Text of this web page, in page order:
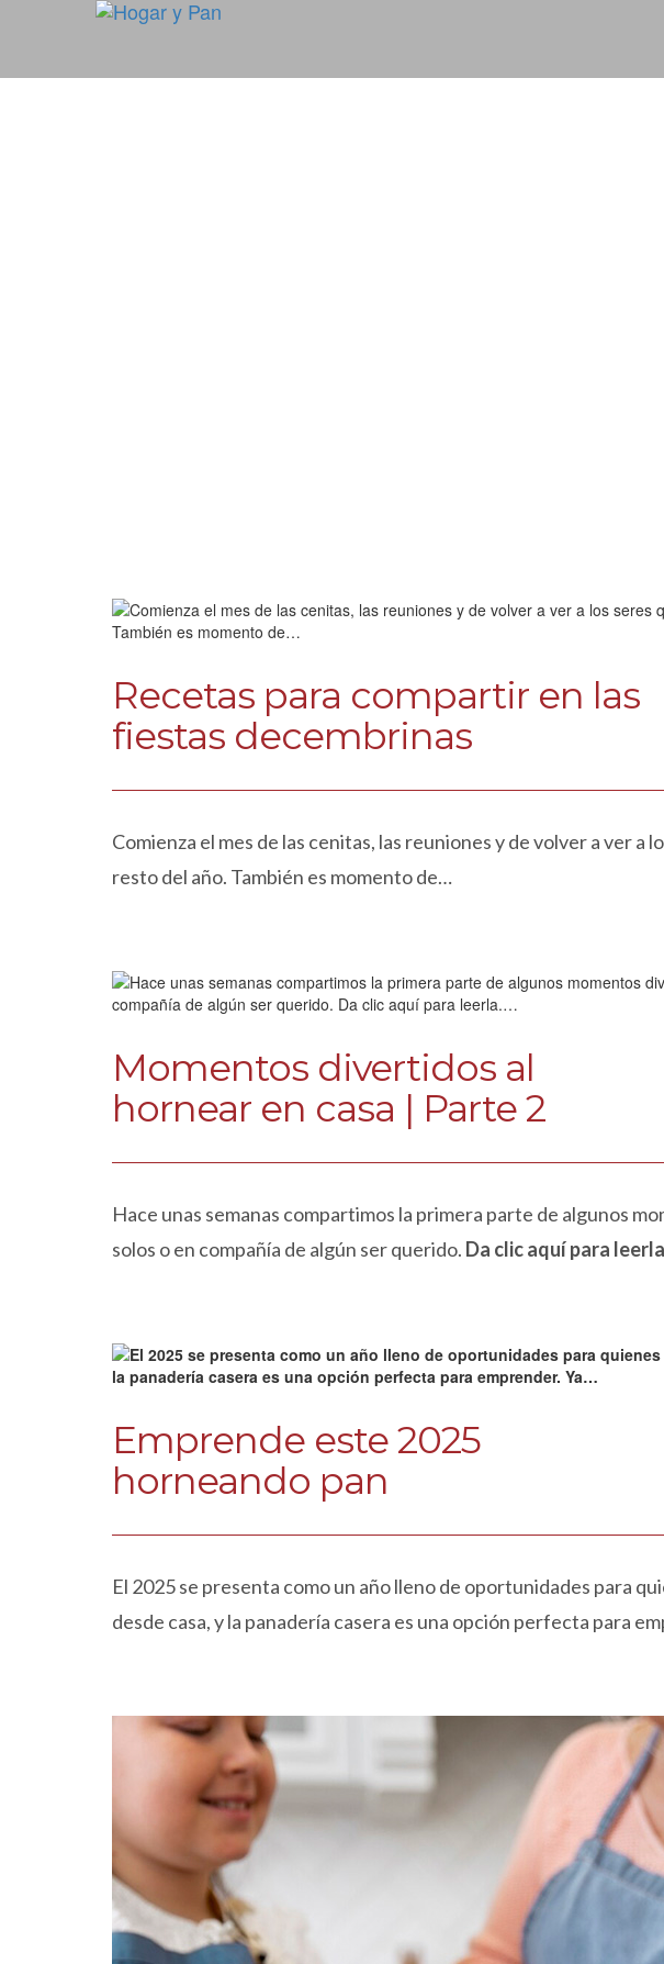
Recetas para compartir en las
fiestas decembrinas
Comienza el mes de las cenitas, las reuniones y de volver a ver a
resto del año. También es momento de…
Momentos divertidos al
hornear en casa | Parte 2
Hace unas semanas compartimos la primera parte de algunos
solos o en compañía de algún ser querido. Da clic aquí para
Emprende este 2025
horneando pan
El 2025 se presenta como un año lleno de oportunidades para
desde casa, y la panadería casera es una opción perfecta para